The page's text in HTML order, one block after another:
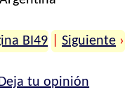
BI49 Siguiente ›
tu opinión